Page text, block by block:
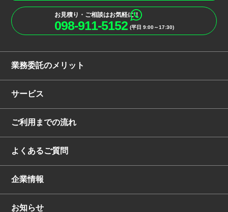
お見積り・ご相談はお気軽に！
098-911-5152 (平日 9:00～17:30)
業務委託のメリット
サービス
ご利用までの流れ
よくあるご質問
企業情報
お知らせ